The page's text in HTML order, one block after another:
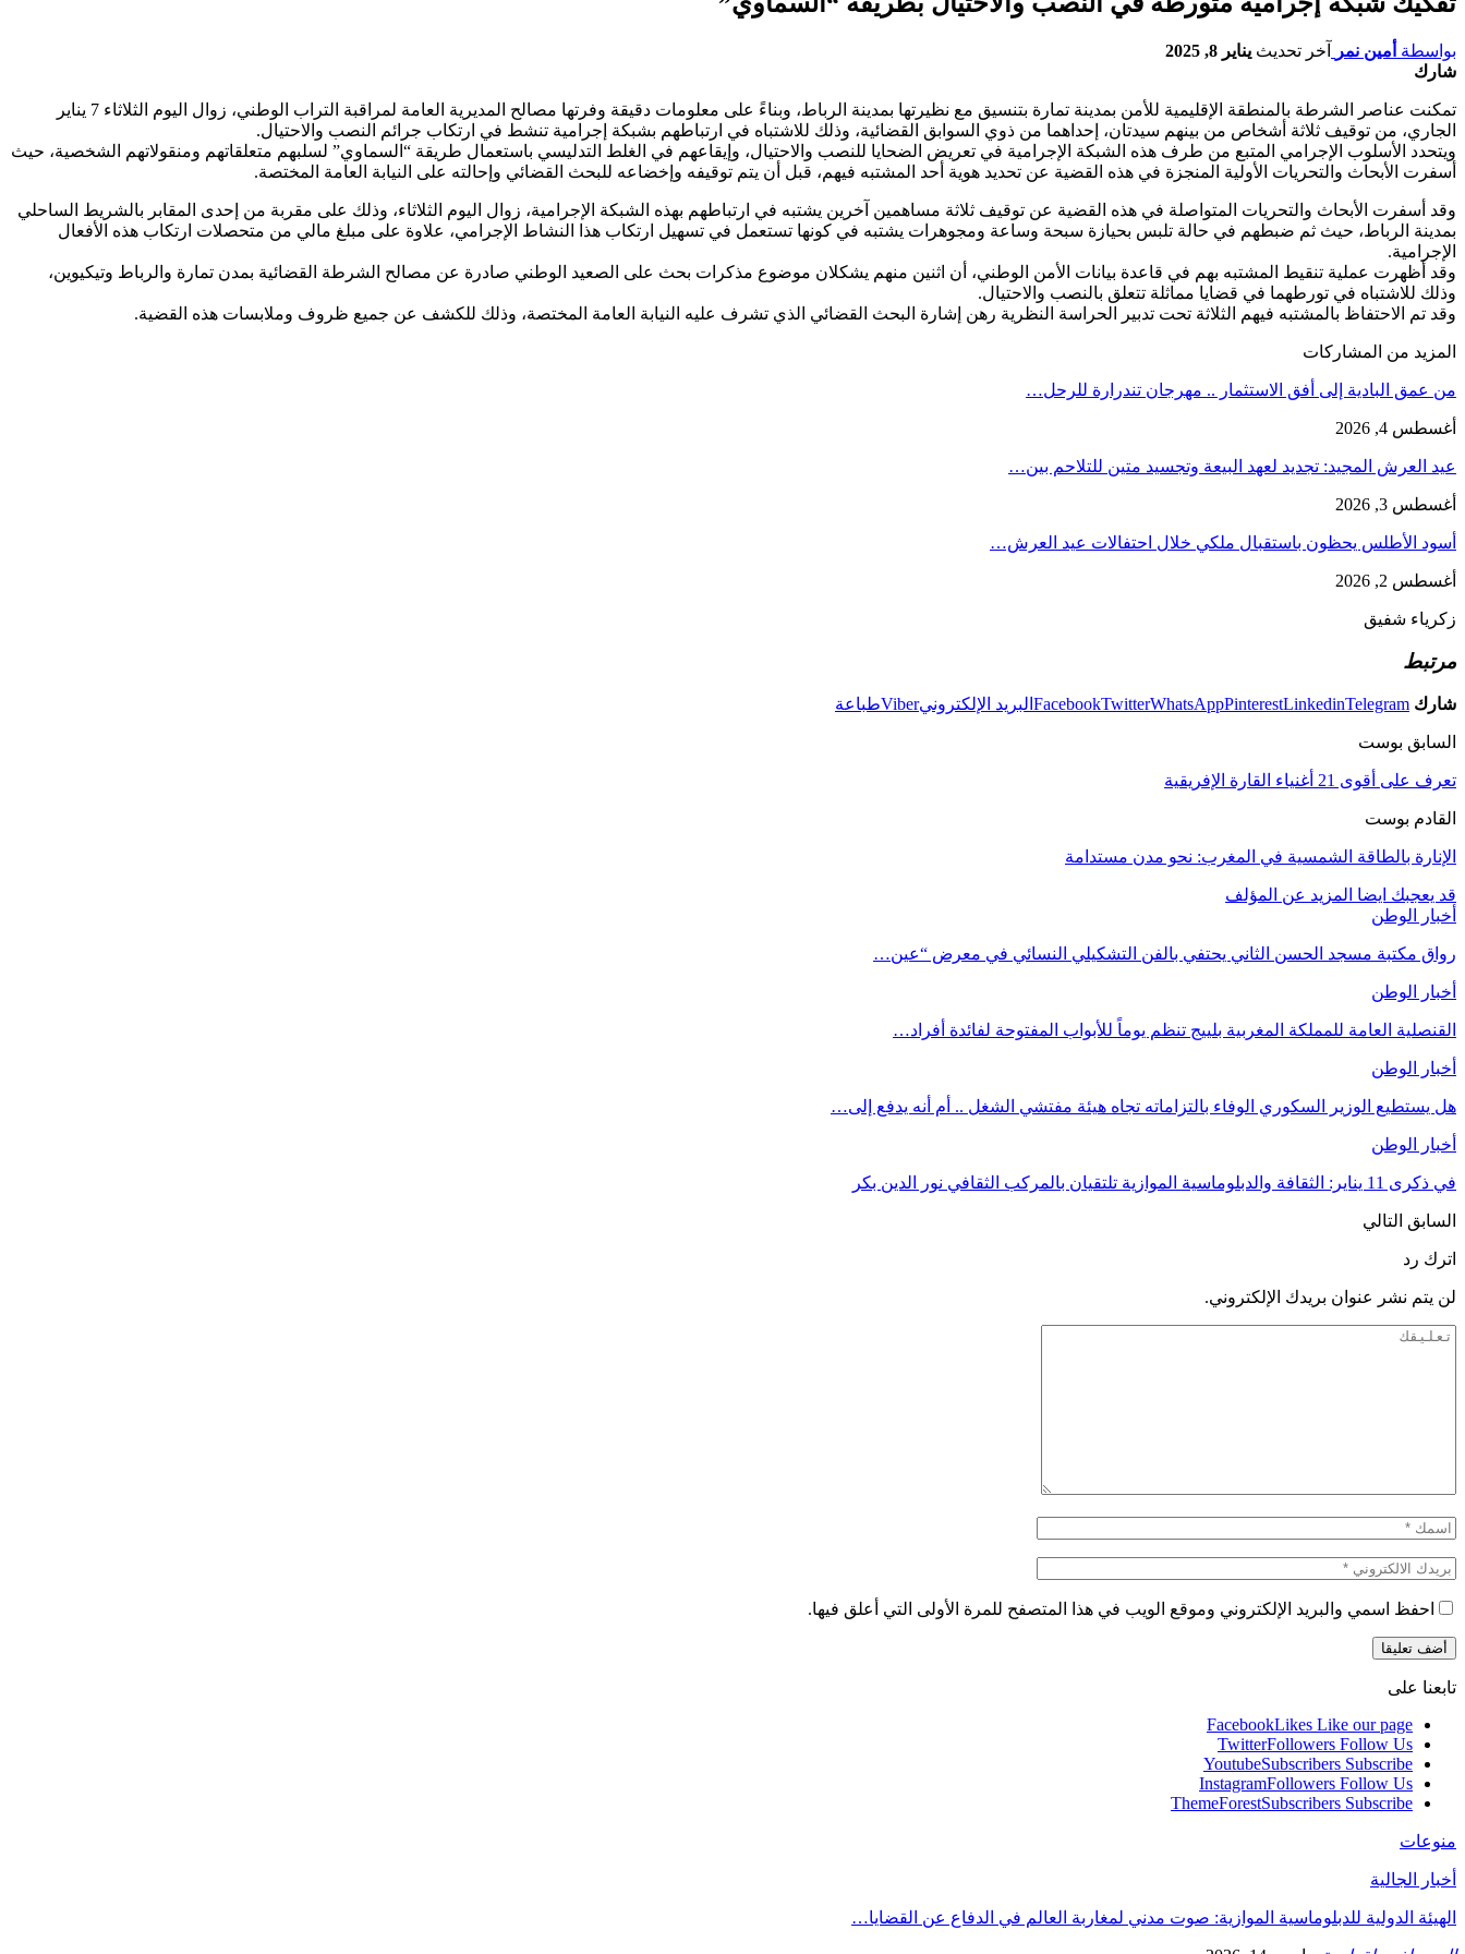
بواسطة أمين نمر آخر تحديث يناير 8, 2025
شارك
تمكنت عناصر الشرطة بالمنطقة الإقليمية للأمن بمدينة تمارة بتنسيق مع نظيرتها بمدينة الرباط، وبناءً على معلومات دقيقة وفرتها مصالح المديرية العامة لمراقبة التراب الوطني، زوال اليوم الثلاثاء 7 يناير
الجاري، من توقيف ثلاثة أشخاص من بينهم سيدتان، إحداهما من ذوي السوابق القضائية، وذلك للاشتباه في ارتباطهم بشبكة إجرامية تنشط في ارتكاب جرائم النصب والاحتيال.
ويتحدد الأسلوب الإجرامي المتبع من طرف هذه الشبكة الإجرامية في تعريض الضحايا للنصب والاحتيال، وإيقاعهم في الغلط التدليسي باستعمال طريقة “السماوي” لسلبهم متعلقاتهم ومنقولاتهم الشخصية، حيث
أسفرت الأبحاث والتحريات الأولية المنجزة في هذه القضية عن تحديد هوية أحد المشتبه فيهم، قبل أن يتم توقيفه وإخضاعه للبحث القضائي وإحالته على النيابة العامة المختصة.
وقد أسفرت الأبحاث والتحريات المتواصلة في هذه القضية عن توقيف ثلاثة مساهمين آخرين يشتبه في ارتباطهم بهذه الشبكة الإجرامية، زوال اليوم الثلاثاء، وذلك على مقربة من إحدى المقابر بالشريط الساحلي
بمدينة الرباط، حيث ثم ضبطهم في حالة تلبس بحيازة سبحة وساعة ومجوهرات يشتبه في كونها تستعمل في تسهيل ارتكاب هذا النشاط الإجرامي، علاوة على مبلغ مالي من متحصلات ارتكاب هذه الأفعال
الإجرامية.
وقد أظهرت عملية تنقيط المشتبه بهم في قاعدة بيانات الأمن الوطني، أن اثنين منهم يشكلان موضوع مذكرات بحث على الصعيد الوطني صادرة عن مصالح الشرطة القضائية بمدن تمارة والرباط وتيكيوين،
وذلك للاشتباه في تورطهما في قضايا مماثلة تتعلق بالنصب والاحتيال.
وقد تم الاحتفاظ بالمشتبه فيهم الثلاثة تحت تدبير الحراسة النظرية رهن إشارة البحث القضائي الذي تشرف عليه النيابة العامة المختصة، وذلك للكشف عن جميع ظروف وملابسات هذه القضية.
المزيد من المشاركات
من عمق البادية إلى أفق الاستثمار .. مهرجان تندرارة للرحل…
أغسطس 4, 2026
عيد العرش المجيد: تجديد لعهد البيعة وتجسيد متين للتلاحم بين…
أغسطس 3, 2026
أسود الأطلس يحظون باستقبال ملكي خلال احتفالات عيد العرش…
أغسطس 2, 2026
زكرياء شفيق
مرتبط
شارك FacebookTwitterWhatsAppPinterestLinkedinTelegram البريد الإلكترونيViberطباعة
السابق بوست
تعرف على أقوى 21 أغنياء القارة الإفريقية
القادم بوست
الإنارة بالطاقة الشمسية في المغرب: نحو مدن مستدامة
قد يعجبك ايضا المزيد عن المؤلف
أخبار الوطن
رواق مكتبة مسجد الحسن الثاني يحتفي بالفن التشكيلي النسائي في معرض “عين…
أخبار الوطن
القنصلية العامة للمملكة المغربية بلييج تنظم يوماً للأبواب المفتوحة لفائدة أفراد…
أخبار الوطن
هل يستطيع الوزير السكوري الوفاء بالتزاماته تجاه هيئة مفتشي الشغل .. أم أنه يدفع إلى…
أخبار الوطن
في ذكرى 11 يناير: الثقافة والدبلوماسية الموازية تلتقيان بالمركب الثقافي نور الدين بكر
السابق التالي
اترك رد
لن يتم نشر عنوان بريدك الإلكتروني.
احفظ اسمي والبريد الإلكتروني وموقع الويب في هذا المتصفح للمرة الأولى التي أعلق فيها.
تابعنا على
FacebookLikes Like our page
TwitterFollowers Follow Us
YoutubeSubscribers Subscribe
InstagramFollowers Follow Us
ThemeForestSubscribers Subscribe
منوعات
أخبار الجالية
الهيئة الدولية للدبلوماسية الموازية: صوت مدني لمغاربة العالم في الدفاع عن القضايا…